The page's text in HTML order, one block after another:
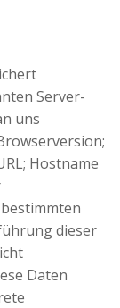
Server-
uns
Hostname
dieser
Daten